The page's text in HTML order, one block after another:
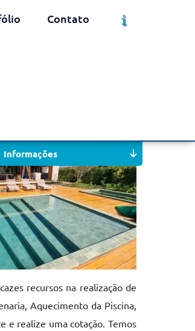
Contato
recursos na realização de
Aquecimento da Piscina,
e realize uma cotação. Temos
Informações